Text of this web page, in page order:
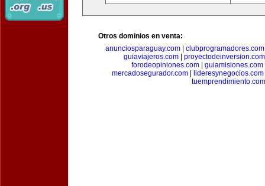
Otros dominios en venta:
anunciosparaguay.com
clubprogramadores.com
guiaviajeros.com| proyectodeinversion.com
forodeopiniones.com
guiamisiones.com
mercadosegurador.com
lideresynegocios.com
tuemprendimiento.com